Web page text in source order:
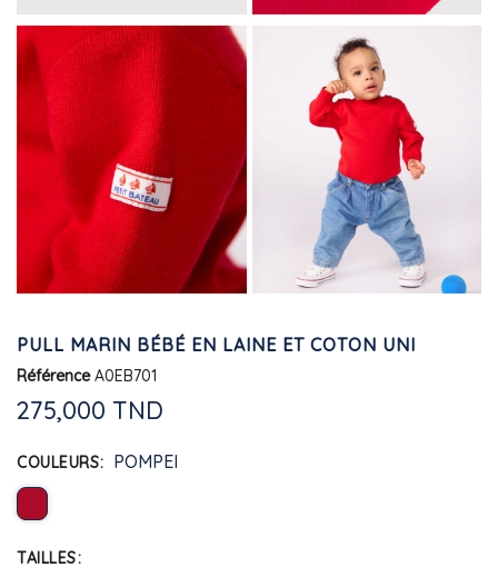
PULL MARIN BÉBÉ EN LAINE ET COTON UNI
Référence A0EB701
275,000 TND
COULEURS POMPEI
TAILLES